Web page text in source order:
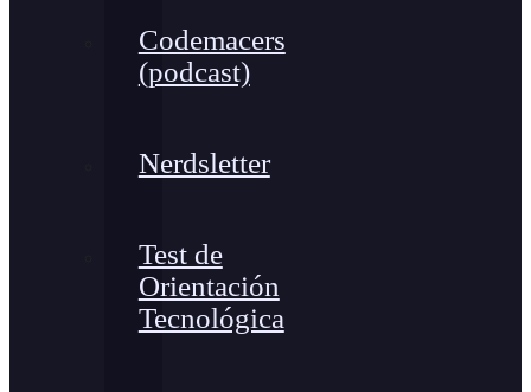
Codemacers
(podcast)
Nerdsletter
Test de
Orientación
Tecnológica